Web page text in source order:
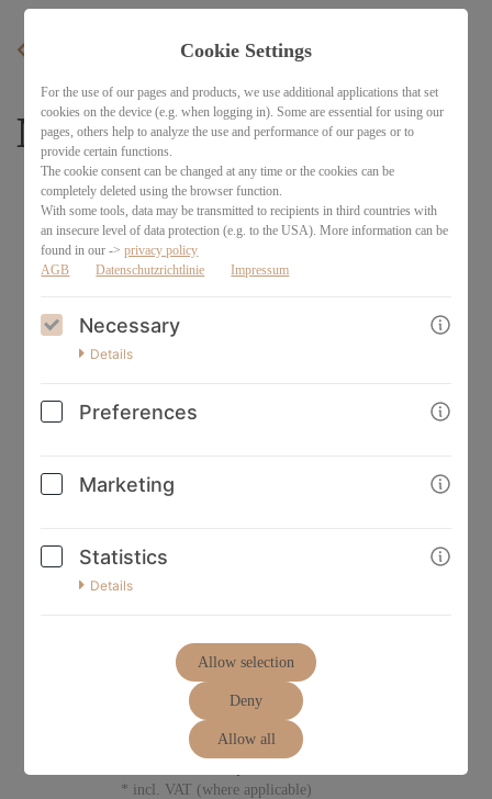
Metahormonix Coach
450,00€
* incl. VAT (where applicable)
Cookie Settings
For the use of our pages and products, we use additional applications that set
cookies on the device (e.g. when logging in). Some are essential for using our
pages, others help to analyze the use and performance of our pages or to
provide certain functions.
The cookie consent can be changed at any time or the cookies can be
completely deleted using the browser function.
With some tools, data may be transmitted to recipients in third countries with
an insecure level of data protection (e.g. to the USA). More information can be
found in our ->privacy policy
AGB
Datenschutzrichtlinie Impressum
Necessary
Details
Preferences
Marketing
Statistics
Details
Allow selection
Deny
Allow all